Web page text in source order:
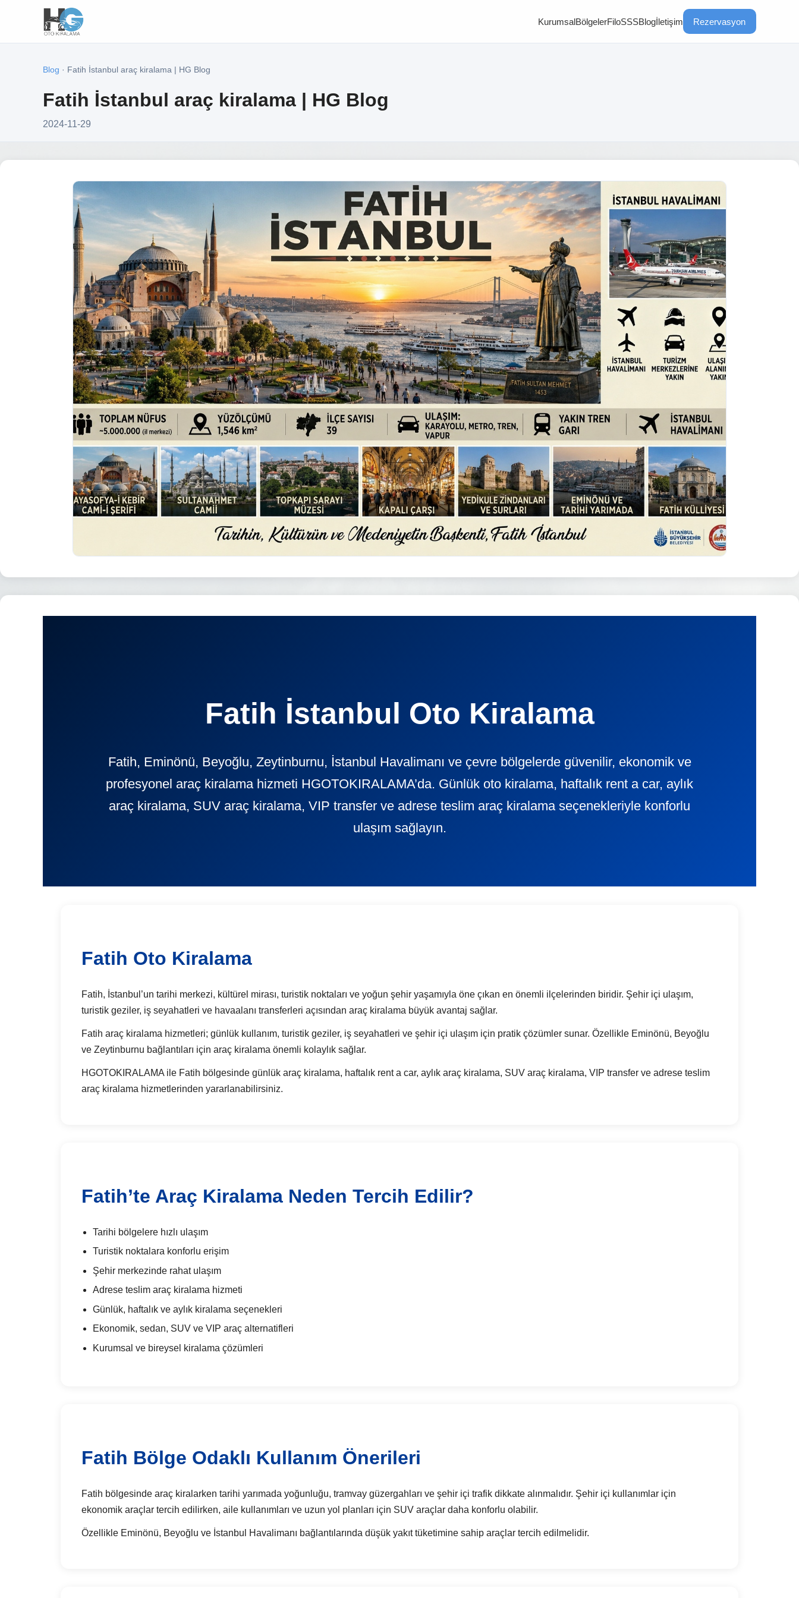
KurumsalBölgelerFiloSSSBlogİletişim Rezervasyon
Blog · Fatih İstanbul araç kiralama | HG Blog
Fatih İstanbul araç kiralama | HG Blog
2024-11-29
Fatih İstanbul Oto Kiralama
Fatih, Eminönü, Beyoğlu, Zeytinburnu, İstanbul Havalimanı ve çevre bölgelerde güvenilir, ekonomik ve
profesyonel araç kiralama hizmeti HGOTOKIRALAMA’da. Günlük oto kiralama, haftalık rent a car, aylık
araç kiralama, SUV araç kiralama, VIP transfer ve adrese teslim araç kiralama seçenekleriyle konforlu
ulaşım sağlayın.
Fatih Oto Kiralama
Fatih, İstanbul’un tarihi merkezi, kültürel mirası, turistik noktaları ve yoğun şehir yaşamıyla öne çıkan en önemli ilçelerinden biridir. Şehir içi ulaşım,
turistik geziler, iş seyahatleri ve havaalanı transferleri açısından araç kiralama büyük avantaj sağlar.
Fatih araç kiralama hizmetleri; günlük kullanım, turistik geziler, iş seyahatleri ve şehir içi ulaşım için pratik çözümler sunar. Özellikle Eminönü, Beyoğlu
ve Zeytinburnu bağlantıları için araç kiralama önemli kolaylık sağlar.
HGOTOKIRALAMA ile Fatih bölgesinde günlük araç kiralama, haftalık rent a car, aylık araç kiralama, SUV araç kiralama, VIP transfer ve adrese teslim
araç kiralama hizmetlerinden yararlanabilirsiniz.
Fatih’te Araç Kiralama Neden Tercih Edilir?
Tarihi bölgelere hızlı ulaşım
Turistik noktalara konforlu erişim
Şehir merkezinde rahat ulaşım
Adrese teslim araç kiralama hizmeti
Günlük, haftalık ve aylık kiralama seçenekleri
Ekonomik, sedan, SUV ve VIP araç alternatifleri
Kurumsal ve bireysel kiralama çözümleri
Fatih Bölge Odaklı Kullanım Önerileri
Fatih bölgesinde araç kiralarken tarihi yarımada yoğunluğu, tramvay güzergahları ve şehir içi trafik dikkate alınmalıdır. Şehir içi kullanımlar için
ekonomik araçlar tercih edilirken, aile kullanımları ve uzun yol planları için SUV araçlar daha konforlu olabilir.
Özellikle Eminönü, Beyoğlu ve İstanbul Havalimanı bağlantılarında düşük yakıt tüketimine sahip araçlar tercih edilmelidir.